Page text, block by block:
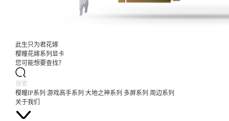
此生只为君花嫁
樱瞳花嫁系列显卡
您可能想要查找？
樱瞳IP系列 游戏高手系列 大地之神系列 多屏系列 周边系列
关于我们